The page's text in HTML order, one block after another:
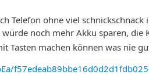
Telefon ohne viel schnickschnack
noch mehr Akku sparen, die
Tasten machen können was nie